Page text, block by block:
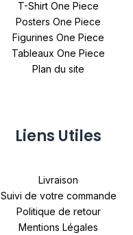
T-Shirt One Piece
Posters One Piece
Figurines One Piece
Tableaux One Piece
Plan du site
Liens Utiles
Livraison
Suivi de votre commande
Politique de retour
Mentions Légales